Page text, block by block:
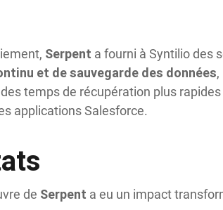
Serpent a fourni à Syntilio des
et de sauvegarde des données
temps de récupération plus
applications Salesforce.
de Serpent a eu un impact